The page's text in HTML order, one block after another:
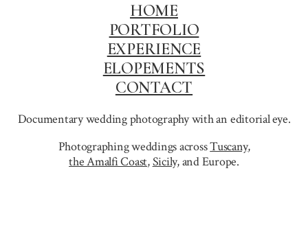
HOME
PORTFOLIO
EXPERIENCE
ELOPEMENTS
CONTACT
Documentary wedding photography with an editorial eye.
Photographing weddings acrossTuscany,
the Amalfi Coast,Sicily,and Europe.